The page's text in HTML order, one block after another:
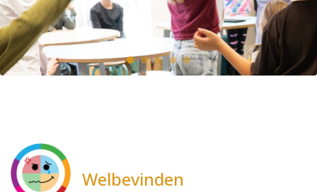
Welbevinden